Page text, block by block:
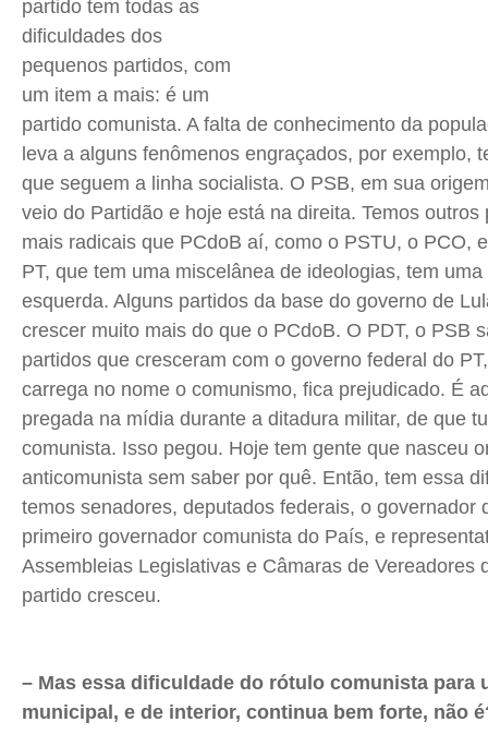
partido tem todas as
dificuldades dos
pequenos partidos, com
um item a mais: é um
partido comunista. A falta de conhecimento da
leva a alguns fenômenos engraçados, por exemplo,
que seguem a linha socialista. O PSB, em sua
veio do Partidão e hoje está na direita. Temos outros
mais radicais que PCdoB aí, como o PSTU, o PCO,
PT, que tem uma miscelânea de ideologias, tem
esquerda. Alguns partidos da base do governo de
crescer muito mais do que o PCdoB. O PDT, o PSB
partidos que cresceram com o governo federal do
carrega no nome o comunismo, fica prejudicado. É
pregada na mídia durante a ditadura militar, de que
comunista. Isso pegou. Hoje tem gente que nasceu
anticomunista sem saber por quê. Então, tem essa
temos senadores, deputados federais, o governador
primeiro governador comunista do País, e
Assembleias Legislativas e Câmaras de Vereadores
partido cresceu.
– Mas essa dificuldade do rótulo comunista para
municipal, e de interior, continua bem forte, não